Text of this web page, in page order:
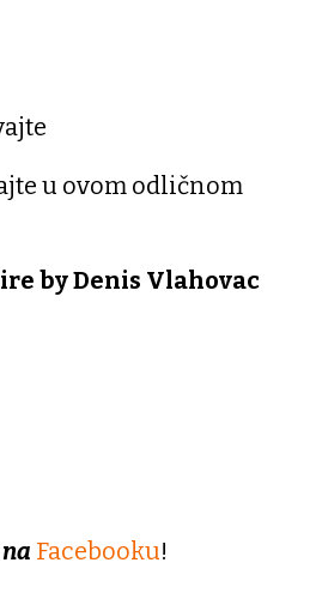
u ovom odličnom
by Denis Vlahovac
Facebooku!